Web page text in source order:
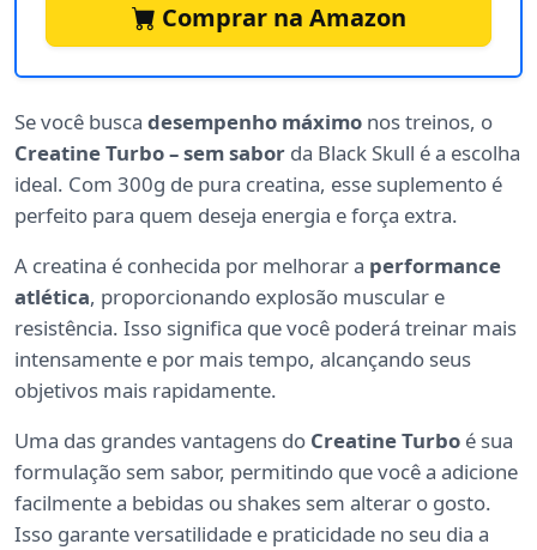
Comprar na Amazon
Se você busca desempenho máximo nos treinos, o
Creatine Turbo – sem sabor da Black Skull é a escolha
ideal. Com 300g de pura creatina, esse suplemento é
perfeito para quem deseja energia e força extra.
A creatina é conhecida por melhorar a performance
atlética, proporcionando explosão muscular e
resistência. Isso significa que você poderá treinar mais
intensamente e por mais tempo, alcançando seus
objetivos mais rapidamente.
Uma das grandes vantagens do Creatine Turbo é sua
formulação sem sabor, permitindo que você a adicione
facilmente a bebidas ou shakes sem alterar o gosto.
Isso garante versatilidade e praticidade no seu dia a